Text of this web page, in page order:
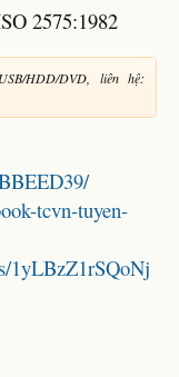
2575:1982
HDD/DVD, liên hệ:
tcvn-tuyen-
1yLBzZ1rSQoNj